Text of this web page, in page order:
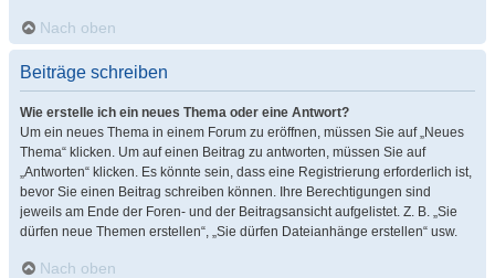
Nach oben
Beiträge schreiben
Wie erstelle ich ein neues Thema oder eine Antwort?
Um ein neues Thema in einem Forum zu eröffnen, müssen Sie auf „Neues
Thema“ klicken. Um auf einen Beitrag zu antworten, müssen Sie auf
„Antworten“ klicken. Es könnte sein, dass eine Registrierung erforderlich ist,
bevor Sie einen Beitrag schreiben können. Ihre Berechtigungen sind
jeweils am Ende der Foren- und der Beitragsansicht aufgelistet. Z. B. „Sie
dürfen neue Themen erstellen“, „Sie dürfen Dateianhänge erstellen“ usw.
Nach oben